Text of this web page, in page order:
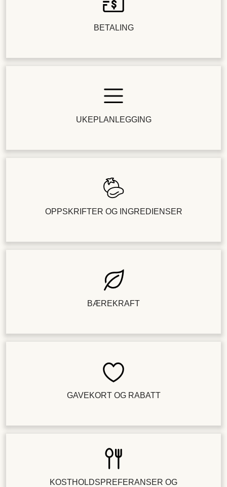
BETALING
UKEPLANLEGGING
OPPSKRIFTER OG INGREDIENSER
BÆREKRAFT
GAVEKORT OG RABATT
KOSTHOLDSPREFERANSER OG